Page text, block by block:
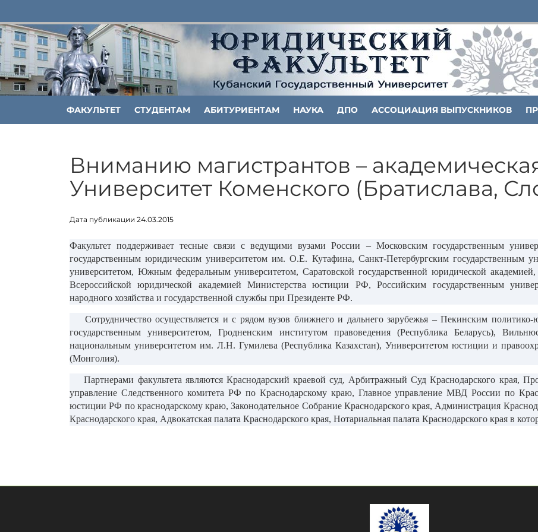
ФАКУЛЬТЕТ СТУДЕНТАМ АБИТУРИЕНТАМ НАУКА ДПО АССОЦИАЦИЯ ВЫПУСКНИКОВ
Вниманию магистрантов –
Университет Коменского (Братислава,
Дата публикации 24.03.2015
Факультет поддерживает тесные связи с ведущими вузами России – Московским государственным
государственным юридическим университетом им. О.Е. Кутафина, Санкт-Петербургским государственным
университетом, Южным федеральным университетом, Саратовской государственной юридической
Всероссийской юридической академией Министерства юстиции РФ, Российским государственным
народного хозяйства и государственной службы при Президенте РФ.
Сотрудничество осуществляется и с рядом вузов ближнего и дальнего зарубежья – Пекинским
государственным университетом, Гродненским институтом правоведения (Республика Беларусь),
национальным университетом им. Л.Н. Гумилева (Республика Казахстан), Университетом юстиции и
(Монголия).
Партнерами факультета являются Краснодарский краевой суд, Арбитражный Суд Краснодарского края,
управление Следственного комитета РФ по Краснодарскому краю, Главное управление МВД России по
юстиции РФ по краснодарскому краю, Законодательное Собрание Краснодарского края, Администрация
Краснодарского края, Адвокатская палата Краснодарского края, Нотариальная палата Краснодарского края в